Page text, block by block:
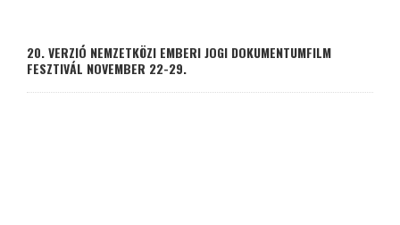
20. VERZIÓ NEMZETKÖZI EMBERI JOGI DOKUMENTUMFILM
FESZTIVÁL NOVEMBER 22-29.